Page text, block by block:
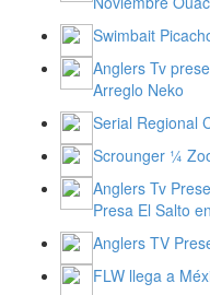
Swimbait
Anglers Tv
Arreglo Neko
Serial Regional
Scrounger ¼
Anglers Tv
Presa El Salto
Anglers TV
FLW llega a